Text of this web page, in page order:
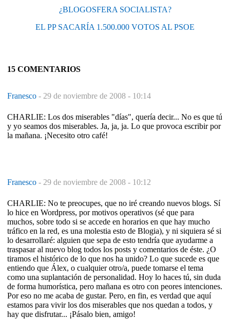
¿BLOGOSFERA SOCIALISTA?
EL PP SACARÍA 1.500.000 VOTOS AL PSOE
15 COMENTARIOS
Franesco - 29 de noviembre de 2008 - 10:14
CHARLIE: Los dos miserables "días", quería decir... No es que tú
y yo seamos dos miserables. Ja, ja, ja. Lo que provoca escribir por
la mañana. ¡Necesito otro café!
Franesco - 29 de noviembre de 2008 - 10:12
CHARLIE: No te preocupes, que no iré creando nuevos blogs. Sí
lo hice en Wordpress, por motivos operativos (sé que para
muchos, sobre todo si se accede en horarios en que hay mucho
tráfico en la red, es una molestia esto de Blogia), y ni siquiera sé si
lo desarrollaré: alguien que sepa de esto tendría que ayudarme a
traspasar al nuevo blog todos los posts y comentarios de éste. ¿O
tiramos el histórico de lo que nos ha unido? Lo que sucede es que
entiendo que Álex, o cualquier otro/a, puede tomarse el tema
como una suplantación de personalidad. Hoy lo haces tú, sin duda
de forma humorística, pero mañana es otro con peores intenciones.
Por eso no me acaba de gustar. Pero, en fin, es verdad que aquí
estamos para vivir los dos miserables que nos quedan a todos, y
hay que disfrutar... ¡Pásalo bien, amigo!